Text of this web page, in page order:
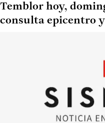
Temblor hoy,
consulta epicentro